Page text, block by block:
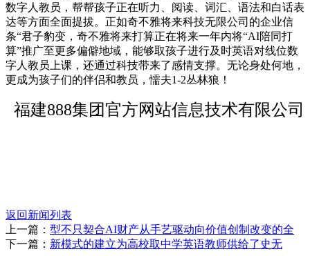
数字人教员，帮帮孩子正在听力、阅读、词汇、语法和白话表
达等方面全面提拔。正如奇不雅将来科技无限公司的企业信
条“君子豹变，奇不雅将来打算正在将来一年内将“AI陪同打
算”推广至更多偏僻地域，能够取孩子进行及时英语对线位数
字人教员上课，还通过科技带来了感情支撑。无论身处何地，
更成为孩子们的伴侣和教员，懦夫1-2丛林狼！
福建888集团官方网站信息技术有限公司
返回新闻列表
上一篇： 型不只契合AI财产从手艺驱动向价值创制改变的全
下一篇： 新模式的建立为高校取中学英语教师供给了史无